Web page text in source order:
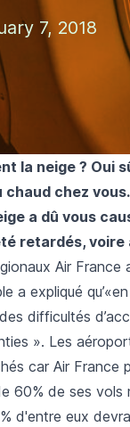
7, 2018
la neige ? Oui
chaud chez
a dû vous
retardés,
Air France
a expliqué
difficultés
». Les
car Air France
60% de ses
d'entre eux